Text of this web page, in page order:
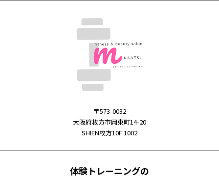
〒573-0032
大阪府枚方市岡東町14-20
SHIEN枚方10F 1002
体験トレーニングの